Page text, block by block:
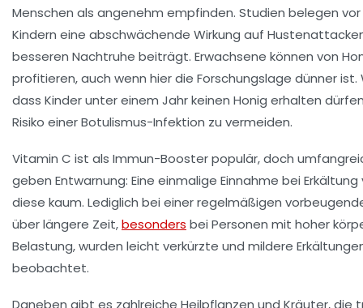
Menschen als angenehm empfinden. Studien belegen
Kindern eine abschwächende Wirkung auf
besseren Nachtruhe beiträgt. Erwachsene können von
profitieren, auch wenn hier die Forschungslage dünner ist.
dass Kinder unter einem Jahr keinen Honig erhalten
Risiko einer Botulismus-Infektion zu vermeiden.
Vitamin C ist als Immun-Booster populär, doch
geben Entwarnung: Eine einmalige Einnahme bei Erkältung
diese kaum. Lediglich bei einer regelmäßigen
über längere Zeit,besonders bei Personen mit hoher
Belastung, wurden leicht verkürzte und mildere
beobachtet.
Daneben gibt es zahlreiche Heilpflanzen und Kräuter, die